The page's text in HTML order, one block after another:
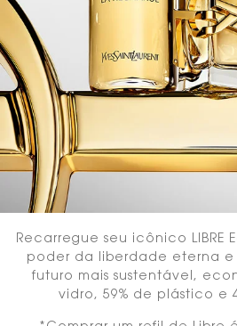
Recarregue seu icônico LIBRE
poder da liberdade eterna
futuro mais sustentável,
vidro, 59% de plástico e